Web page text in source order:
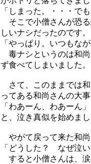
「しまった。・・・で
そこで小僧さんが恐る
しいナシだったのです。
「やっぱり。いつもな
毒ナシというのは和尚
ず食べてしまいました。
さて、このままでは和
ってある和尚さんの大
「わあーん、わあーん」
と、泣き真似を始めまし
やがて戻って来た和尚
「どうした？ なぜ泣い
すると小僧さんは、涙